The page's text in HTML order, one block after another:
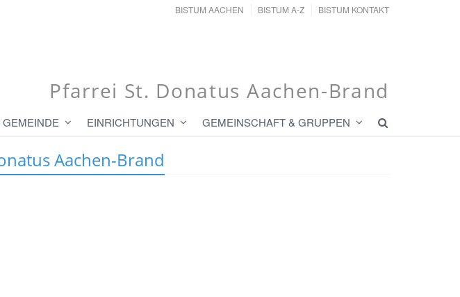
BISTUM AACHEN BISTUM A-Z BISTUM KONTAKT
Pfarrei St. Donatus Aachen-Brand
EINRICHTUNGEN GEMEINSCHAFT & GRUPPEN
Aachen-Brand